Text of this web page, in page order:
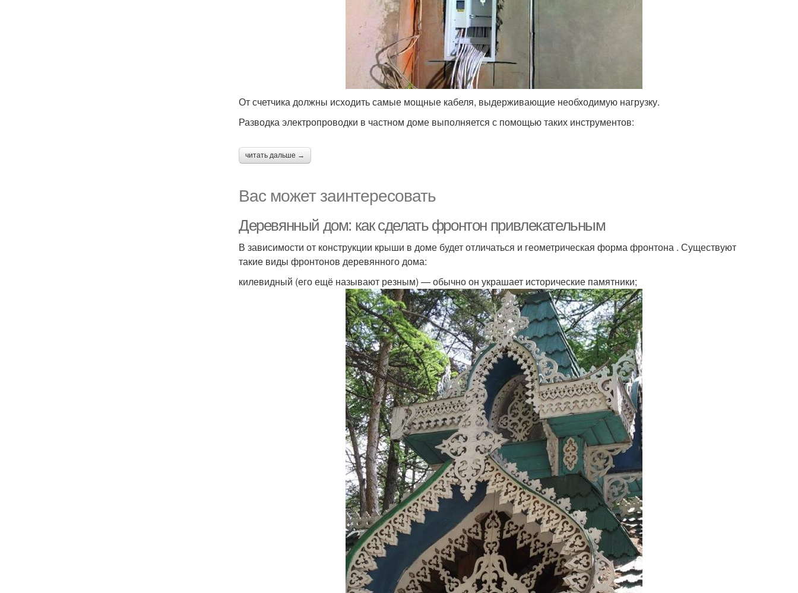
От счетчика должны исходить самые мощные кабеля, выдерживающие необходимую нагрузку.
Разводка электропроводки в частном доме выполняется с помощью таких инструментов:
читать дальше →
Вас может заинтересовать
Деревянный дом: как сделать фронтон привлекательным
В зависимости от конструкции крыши в доме будет отличаться и геометрическая форма фронтона . Существуют
такие виды фронтонов деревянного дома:
килевидный (его ещё называют резным) — обычно он украшает исторические памятники;